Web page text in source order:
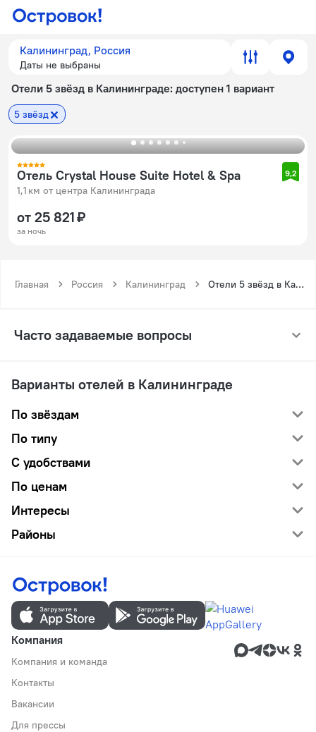
Калининград, Россия
Даты не выбраны
Отели 5 звёзд в Калининграде: доступен 1 вариант
5 звёзд
Отель Crystal House Suite Hotel & Spa
1,1 км от центра Калининграда
9,2
от 25 821 ₽
за ночь
Главная Россия Калининград Отели 5 звёзд в Калининграде
Часто задаваемые вопросы
Варианты отелей в Калининграде
По звёздам
По типу
С удобствами
По ценам
Интересы
Районы
Компания
Компания и команда
Контакты
Вакансии
Для прессы